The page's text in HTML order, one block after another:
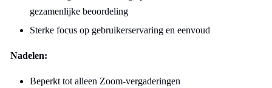
gezamenlijke beoordeling
Sterke focus op gebruikerservaring en eenvoud
Nadelen:
Beperkt tot alleen Zoom-vergaderingen